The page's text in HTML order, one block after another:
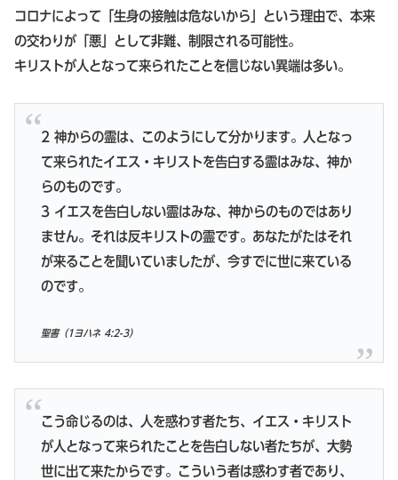
コロナによって「生身の接触は危ないから」という理由で、本来
の交わりが「悪」として非難、制限される可能性。
キリストが人となって来られたことを信じない異端は多い。
2 神からの霊は、このようにして分かります。人となっ
て来られたイエス・キリストを告白する霊はみな、神か
らのものです。
3 イエスを告白しない霊はみな、神からのものではあり
ません。それは反キリストの霊です。あなたがたはそれ
が来ることを聞いていましたが、今すでに世に来ている
のです。
聖書（1ヨハネ 4:2-3）
こう命じるのは、人を惑わす者たち、イエス・キリスト
が人となって来られたことを告白しない者たちが、大勢
世に出て来たからです。こういう者は惑わす者であり、